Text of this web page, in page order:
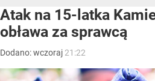
Atak na 15-latka
obława za sprawcą
Dodano:wczoraj 21:22